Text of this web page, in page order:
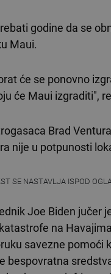
godine da se
Maui.
će se ponovno
će Maui izgraditi",
Brad
nije u potpunosti
SE NASTAVLJA ISPOD
Joe Biden jučer
na
savezne pomoći
bespovratna